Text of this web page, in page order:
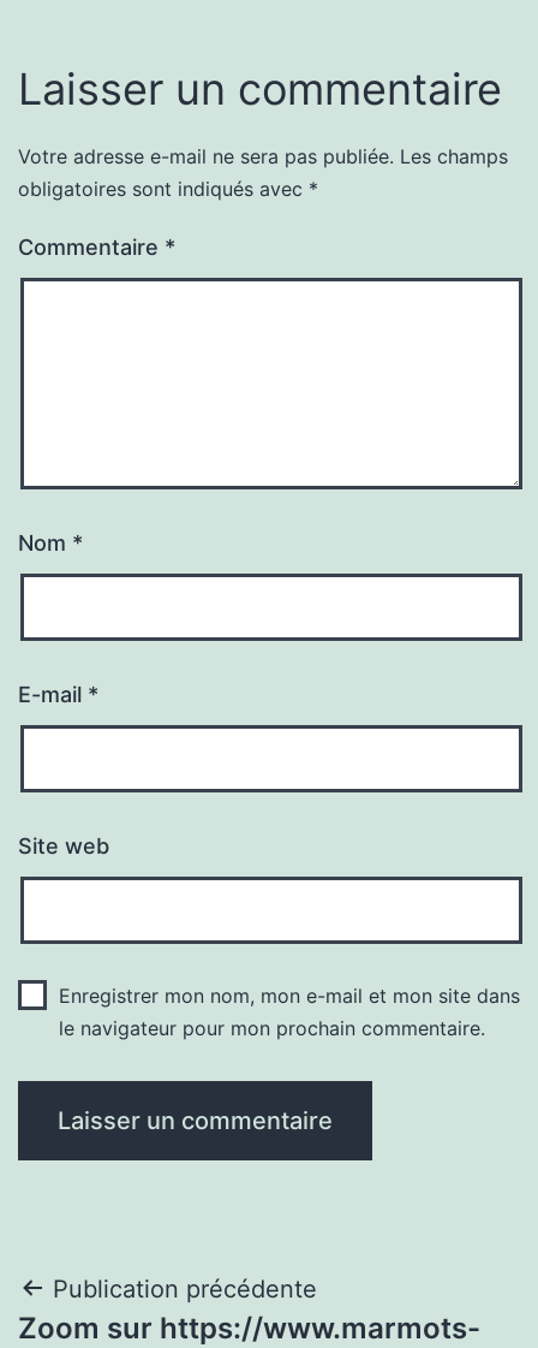
Laisser un commentaire
Votre adresse e-mail ne sera pas publiée. Les champs
obligatoires sont indiqués avec *
Commentaire *
Nom *
E-mail *
Site web
Enregistrer mon nom, mon e-mail et mon site dans
le navigateur pour mon prochain commentaire.
Navigation
Publication précédente
Zoom sur https://www.marmots-